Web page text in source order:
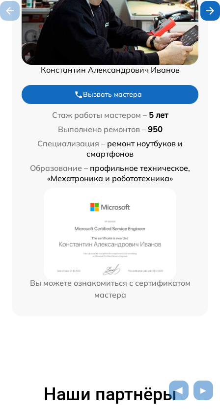
Константин Александрович Иванов
Вызвать мастера
Стаж работы мастером – 5 лет
Выполнено ремонтов – 950
Специализация – ремонт ноутбуков и
смартфонов
Образование – профильное техническое,
«Мехатроника и робототехника»
Вы можете ознакомиться с сертификатом
мастера
Наши партнёры